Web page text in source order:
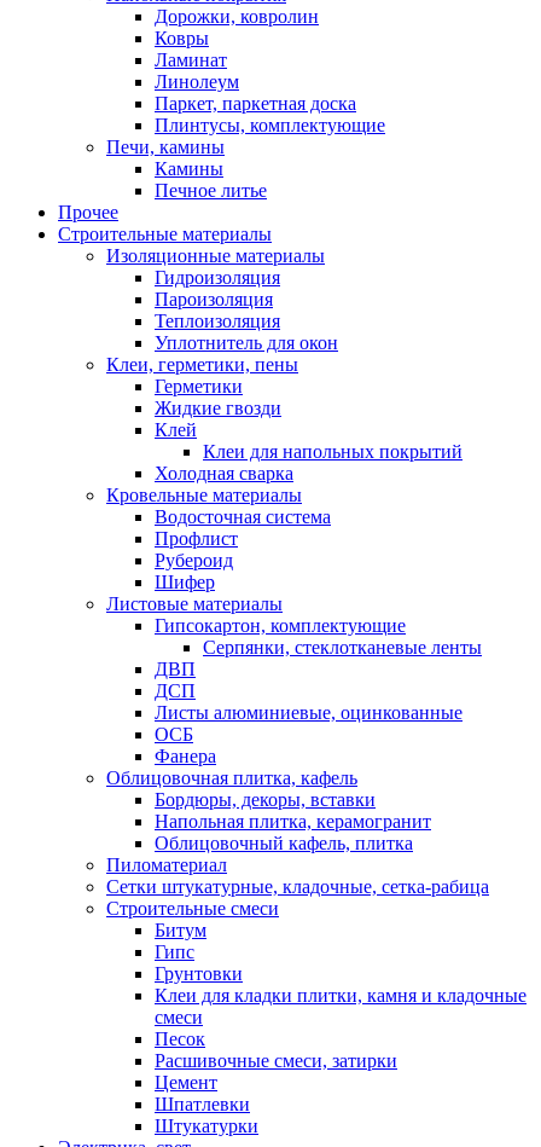
Дорожки, ковролин
Ковры
Ламинат
Линолеум
Паркет, паркетная доска
Плинтусы, комплектующие
Печи, камины
Камины
Печное литье
Прочее
Строительные материалы
Изоляционные материалы
Гидроизоляция
Пароизоляция
Теплоизоляция
Уплотнитель для окон
Клеи, герметики, пены
Герметики
Жидкие гвозди
Клей
Клеи для напольных покрытий
Холодная сварка
Кровельные материалы
Водосточная система
Профлист
Рубероид
Шифер
Листовые материалы
Гипсокартон, комплектующие
Серпянки, стеклотканевые ленты
ДВП
ДСП
Листы алюминиевые, оцинкованные
ОСБ
Фанера
Облицовочная плитка, кафель
Бордюры, декоры, вставки
Напольная плитка, керамогранит
Облицовочный кафель, плитка
Пиломатериал
Сетки штукатурные, кладочные, сетка-рабица
Строительные смеси
Битум
Гипс
Грунтовки
Клеи для кладки плитки, камня и кладочные
смеси
Песок
Расшивочные смеси, затирки
Цемент
Шпатлевки
Штукатурки